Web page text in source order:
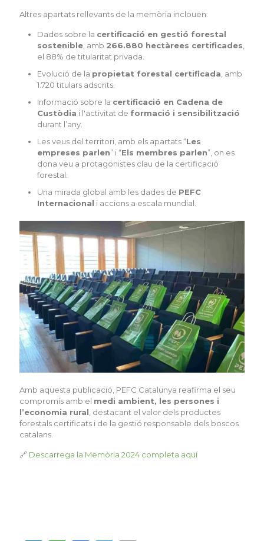
Altres apartats rellevants de la memòria inclouen:
Dades sobre la certificació en gestió forestal
sostenible, amb 266.880 hectàrees certificades,
el 88% de titularitat privada.
Evolució de la propietat forestal certificada, amb
1.720 titulars adscrits.
Informació sobre la certificació en Cadena de
Custòdia i l'activitat de formació i sensibilització
durant l’any.
Les veus del territori, amb els apartats “Les
empreses parlen” i “Els membres parlen”, on es
dona veu a protagonistes clau de la certificació
forestal.
Una mirada global amb les dades de PEFC
Internacional i accions a escala mundial.
Amb aquesta publicació, PEFC Catalunya reafirma el seu
compromís amb el medi ambient, les persones i
l’economia rural , destacant el valor dels productes
forestals certificats i de la gestió responsable dels boscos
catalans.
🔗 Descarrega la Memòria 2024 completa aquí